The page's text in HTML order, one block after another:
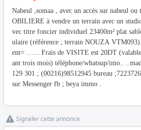
Nabeul ,somaa , avec un accès sur nabeul
OBILIERE à vendre un terrain avec un
vec titre foncier individuel 23400m² plat
ulaire (référence ; terrain NOUZA VTM093)
ent= …... Frais de VISITE est 20DT
ant trois mois) téléphone/whatsup/imo..
129 301 ; (00216)98512945 bureau
sur Messenger fb ; beya immo .
Signaler cette annonce